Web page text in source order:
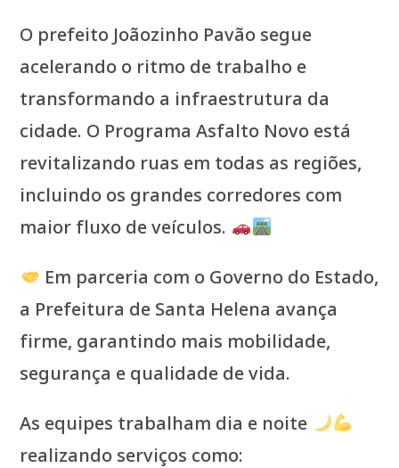
O prefeito Joãozinho Pavão segue
acelerando o ritmo de trabalho e
transformando a infraestrutura da
cidade. O Programa Asfalto Novo está
revitalizando ruas em todas as regiões,
incluindo os grandes corredores com
maior fluxo de veículos.
Em parceria com o Governo do Estado,
a Prefeitura de Santa Helena avança
firme, garantindo mais mobilidade,
segurança e qualidade de vida.
As equipes trabalham dia e noite
realizando serviços como: